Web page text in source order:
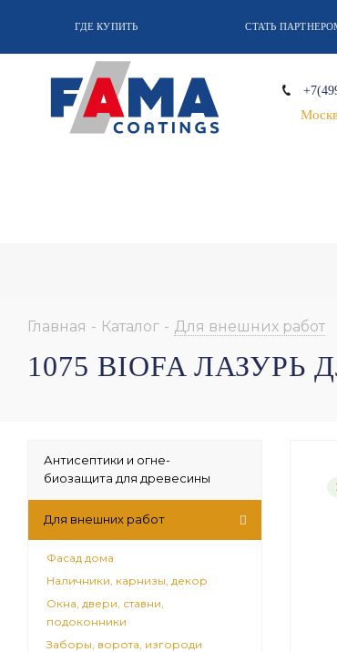
ГДЕ КУПИТЬ СТАТЬ
Главная - Каталог - Для внешних работ
1075 BIOFA ЛАЗУРЬ
Антисептики и огне-
биозащита для древесины
Для внешних работ
Фасад дома
Наличники, карнизы, декор
Окна, двери, ставни,
подоконники
Заборы, ворота, изгороди